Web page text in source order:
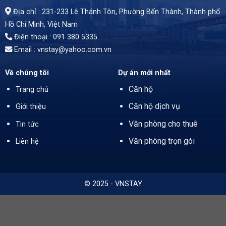
Địa chỉ : 231-233 Lê Thánh Tôn, Phường Bến Thành, Thành phố
Hồ Chí Minh, Việt Nam
Điện thoại : 091 380 5335
Email : vnstay@yahoo.com.vn
Về chúng tôi
Trang chủ
Giới thiệu
Tin tức
Liên hệ
Dự án mới nhất
Căn hộ
Căn hộ dịch vụ
Văn phòng cho thuê
Văn phòng trọn gói
© 2025 - VNSTAY